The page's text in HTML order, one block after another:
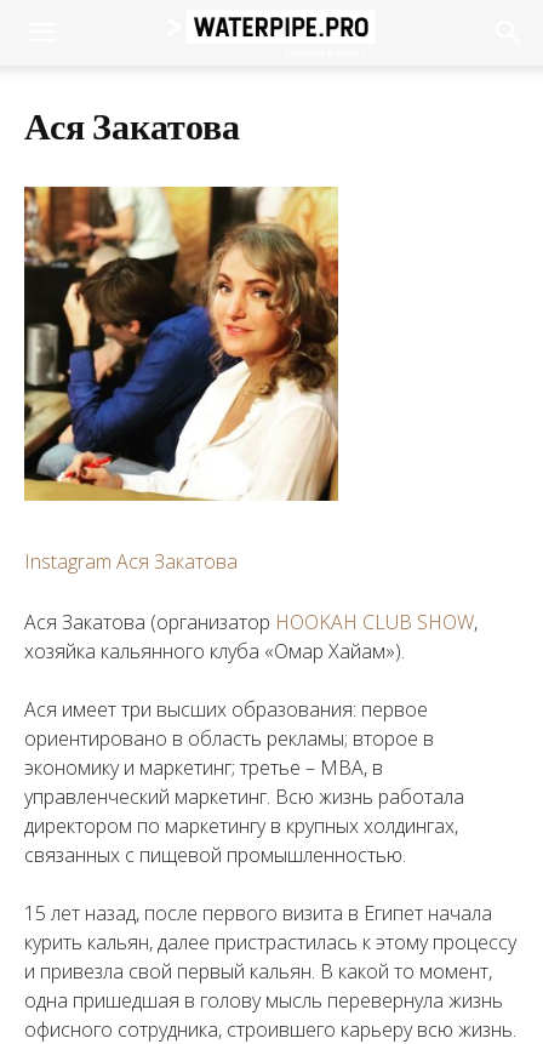
Ася Закатова
Instagram Ася Закатова
Ася Закатова (организатор HOOKAH CLUB SHOW,
хозяйка кальянного клуба «Омар Хайам»).
Ася имеет три высших образования: первое
ориентировано в область рекламы; второе в
экономику и маркетинг; третье – MBA, в
управленческий маркетинг. Всю жизнь работала
директором по маркетингу в крупных холдингах,
связанных с пищевой промышленностью.
15 лет назад, после первого визита в Египет начала
курить кальян, далее пристрастилась к этому процессу
и привезла свой первый кальян. В какой то момент,
одна пришедшая в голову мысль перевернула жизнь
офисного сотрудника, строившего карьеру всю жизнь.